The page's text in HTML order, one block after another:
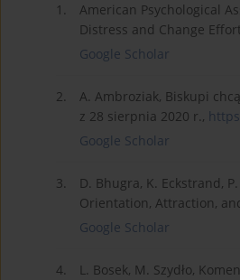
1.
American Psychological
Distress and Change
Google Scholar
2.
A. Ambroziak, Biskupi
z 28 sierpnia 2020 r.,
Google Scholar
3.
D. Bhugra, K. Eckstrand,
Orientation, Attraction,
Google Scholar
4.
L. Bosek, M. Szydło,